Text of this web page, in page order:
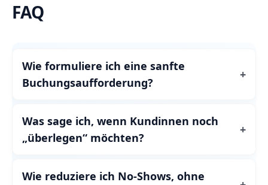
FAQ
Wie formuliere ich eine sanfte
Buchungsaufforderung?
Was sage ich, wenn Kundinnen noch
„überlegen“ möchten?
Wie reduziere ich No‑Shows, ohne